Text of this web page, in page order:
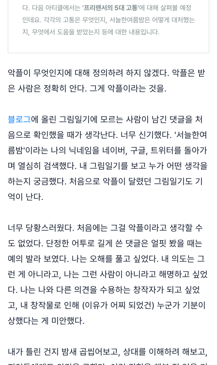
다. 다음 아티클에서는 '프리랜서의 5대 고통'에 대해 살펴볼 예정
인데요. 각각의 고통은 무엇인지, 서늘한여름밤은 어떻게 대처했는
지, 무엇에서 도움을 받았는지 등에 대한 내용입니다.
악플이 무엇인지에 대해 정의하려 하지 않겠다. 악플은 받
은 사람은 정확히 안다. 그게 악플이라는 것을.
블로그에 올린 그림일기에 모르는 사람이 남긴 댓글을 처
음으로 확인했을 때가 생각난다. 너무 신기했다. '서늘한여
름밤'이라는 나의 닉네임을 네이버, 구글, 트위터를 돌아가
며 열심히 검색했다. 내 그림일기를 보고 누가 어떤 생각을
하는지 궁금했다. 처음으로 악플이 달렸던 그림일기도 기
억이 난다.
너무 당황스러웠다. 처음에는 그걸 악플이라고 생각할 수
도 없었다. 단정한 어투로 길게 쓴 댓글은 얼핏 봤을 때는
예의 발라 보였다. 나는 오해를 풀고 싶었다. 내 의도는 그
런 게 아니라고, 나는 그런 사람이 아니라고 해명하고 싶었
다. 나는 나와 다른 의견을 수용하는 창작자가 되고 싶었
고, 내 창작물로 인해 (이유가 어찌 되었건) 누군가 기분이
상했다는 게 미안했다.
내가 틀린 건지 밤새 곱씹어보고, 상대를 이해하려 해보고,